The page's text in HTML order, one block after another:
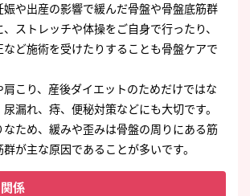
娠や出産の影響で緩んだ骨盤や骨盤底筋群
ストレッチや体操をご自身で行ったり、
など施術を受けたりすることも骨盤ケアで
こり、産後ダイエットのためだけではな
漏れ、痔、便秘対策などにも大切です。
なため、緩みや歪みは骨盤の周りにある筋
が主な原因であることが多いです。
係